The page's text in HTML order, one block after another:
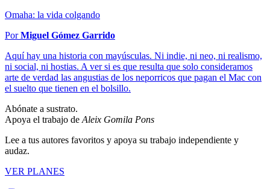
Omaha: la vida colgando
PorMiguel Gómez Garrido
Aquí hay una historia con mayúsculas. Ni indie, ni neo, ni realismo,
ni social, ni hostias. A ver si es que resulta que solo consideramos
arte de verdad las angustias de los neporricos que pagan el Mac con
el suelto que tienen en el bolsillo.
Abónate a sustrato.
Apoya el trabajo de Aleix Gomila Pons
Lee a tus autores favoritos y apoya su trabajo independiente y
audaz.
VER PLANES